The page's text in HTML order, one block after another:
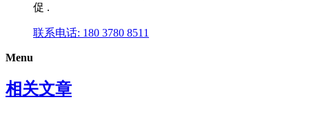
促 .
联系电话: 180 3780 8511
Menu
相关文章